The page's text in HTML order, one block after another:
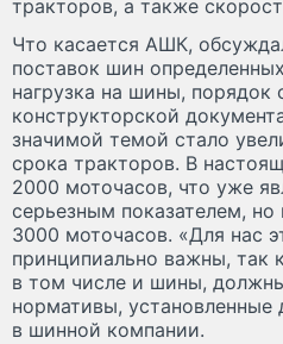
тракторов, а также
Что касается АШК,
поставок шин
нагрузка на шины, порядок
конструкторской
значимой темой стало
срока тракторов. В
2000 моточасов, что уже
серьезным показателем, но
3000 моточасов. «Для нас
принципиально важны, так
в том числе и шины,
нормативы, установленные
в шинной компании.